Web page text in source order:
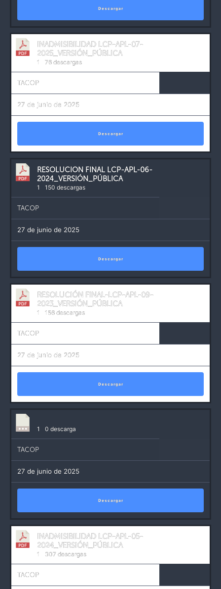
Descargar
INADMISIBILIDAD LCP-APL-07-
2025_VERSIÓN_PÚBLICA
1 76 descargas
TACOP
27 de junio de 2025
Descargar
RESOLUCION FINAL LCP-APL-06-
2024_VERSIÓN_PÚBLICA
1 150 descargas
TACOP
27 de junio de 2025
Descargar
RESOLUCIÓN FINAL-LCP-APL-09-
2023_VERSIÓN_PÚBLICA
1 156 descargas
TACOP
27 de junio de 2025
Descargar
1 0 descarga
TACOP
27 de junio de 2025
Descargar
INADMISIBILIDAD LCP-APL-05-
2024_VERSIÓN_PÚBLICA
1 307 descargas
TACOP